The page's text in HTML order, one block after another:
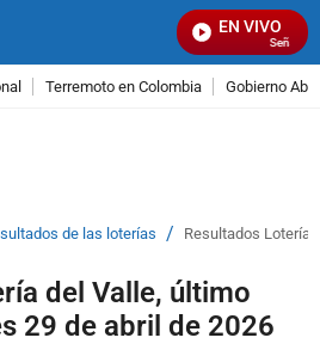
EN VIVO
Señal
Terremoto en Colombia Gobierno
de las loterías / Resultados Lotería
del Valle, último
29 de abril de 2026